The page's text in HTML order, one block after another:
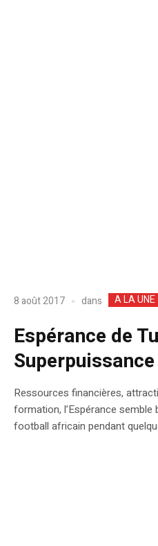
8 août 2017 dans A LA UNE
Espérance de
Ressources financières,
formation, l’Espérance
football africain pendant